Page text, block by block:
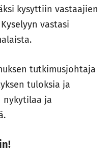
kysyttiin vastaajien
vastasi
tutkimusjohtaja
tuloksia ja
nykytilaa ja